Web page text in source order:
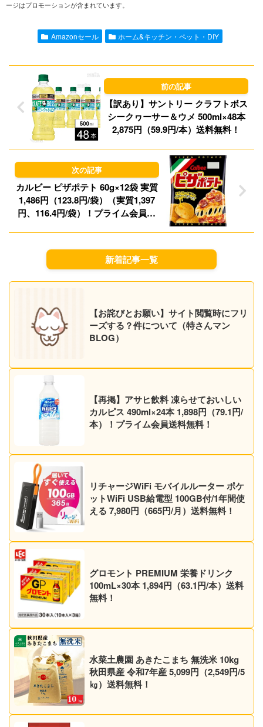
e
l o
o
n
y
ージはプロモーションが含まれています。
Amazonセール ホーム&キッチン・ペット・DIY
【訳あり】サントリー クラフトボス
シークヮーサー＆ウメ 500ml×48本
2,875円（59.9円/本）送料無料！
カルビー ピザポテト 60g×12袋 実質
1,486円（123.8円/袋）（実質1,397
円、116.4円/袋）！プライム会員は
新着記事一覧
【お詫びとお願い】サイト閲覧時にフリ
ーズする？件について（特さんマン
BLOG）
【再掲】アサヒ飲料 凍らせておいしい
カルピス 490ml×24本 1,898円（79.1円/
本）！プライム会員送料無料！
リチャージWiFi モバイルルーター ポケ
ットWiFi USB給電型 100GB付/1年間使
える 7,980円（665円/月）送料無料！
グロモント PREMIUM 栄養ドリンク
100mL×30本 1,894円（63.1円/本）送料
無料！
水菜土農園 あきたこまち 無洗米 10kg
秋田県産 令和7年産 5,099円（2,549円/5
㎏）送料無料！